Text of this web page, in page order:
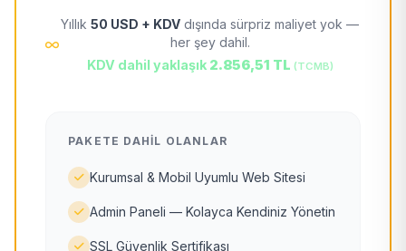
Yıllık 50 USD + KDV dışında sürpriz maliyet yok —
her şey dahil.
KDV dahil yaklaşık 2.856,51 TL (TCMB)
PAKETE DAHIL OLANLAR
Kurumsal & Mobil Uyumlu Web Sitesi
Admin Paneli — Kolayca Kendiniz Yönetin
SSL Güvenlik Sertifikası